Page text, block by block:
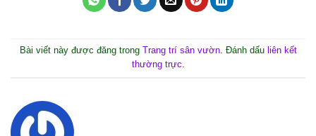
Bài viết này được đăng trong Trang trí sân vườn. Đánh dấu liên kết
thường trực.